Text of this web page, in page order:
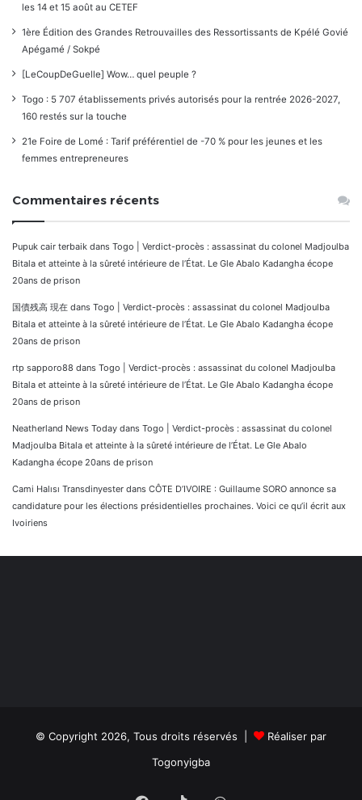
les 14 et 15 août au CETEF
1ère Édition des Grandes Retrouvailles des Ressortissants de Kpélé Govié
Apégamé / Sokpé
[LeCoupDeGuelle] Wow… quel peuple ?
Togo : 5 707 établissements privés autorisés pour la rentrée 2026-2027,
160 restés sur la touche
21e Foire de Lomé : Tarif préférentiel de -70 % pour les jeunes et les
femmes entrepreneures
Commentaires récents
Pupuk cair terbaik dans Togo | Verdict-procès : assassinat du colonel Madjoulba
Bitala et atteinte à la sûreté intérieure de l’État. Le Gle Abalo Kadangha écope
20ans de prison
国債残高 現在 dans Togo | Verdict-procès : assassinat du colonel Madjoulba
Bitala et atteinte à la sûreté intérieure de l’État. Le Gle Abalo Kadangha écope
20ans de prison
rtp sapporo88 dans Togo | Verdict-procès : assassinat du colonel Madjoulba
Bitala et atteinte à la sûreté intérieure de l’État. Le Gle Abalo Kadangha écope
20ans de prison
Neatherland News Today dans Togo | Verdict-procès : assassinat du colonel
Madjoulba Bitala et atteinte à la sûreté intérieure de l’État. Le Gle Abalo
Kadangha écope 20ans de prison
Cami Halısı Transdinyester dans CÔTE D’IVOIRE : Guillaume SORO annonce sa
candidature pour les élections présidentielles prochaines. Voici ce qu’il écrit aux
Ivoiriens
© Copyright 2026, Tous droits réservés |
Réaliser par
Togonyigba